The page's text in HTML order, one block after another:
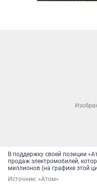
В поддержку своей позиции
продаж электромобилей,
миллионов (на графике этой
Источник: «Атом»